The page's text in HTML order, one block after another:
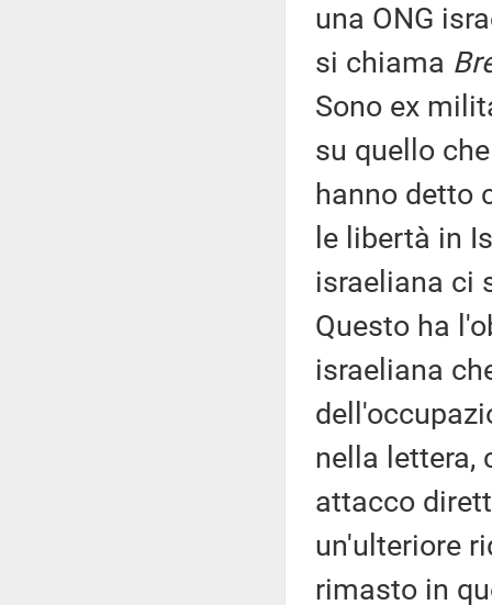
una ONG
si chiama
Sono ex
su quello
hanno detto
le libertà in
israeliana ci
Questo ha
israeliana
nella lettera,
attacco
un'ulteriore
rimasto in